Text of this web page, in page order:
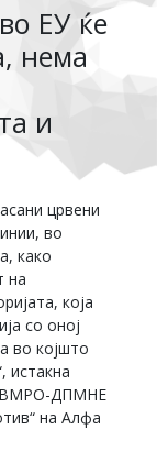
ЕУ ќе
нема
и
црвени
во
како
на
која
со оној
во којшто
истакна
ВМРО-ДПМНЕ
на Алфа